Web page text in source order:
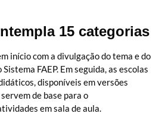
15 categorias
início com a divulgação do tema e do
FAEP. Em seguida, as escolas
disponíveis em versões
de base para o
em sala de aula.